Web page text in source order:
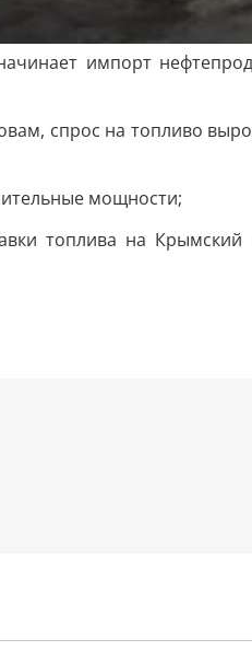
импорт
спрос на топливо
мощности;
топлива на Крымский